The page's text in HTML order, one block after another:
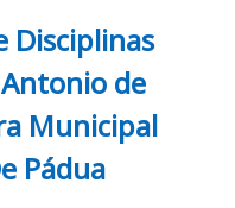
Disciplinas
de
Municipal
Pádua